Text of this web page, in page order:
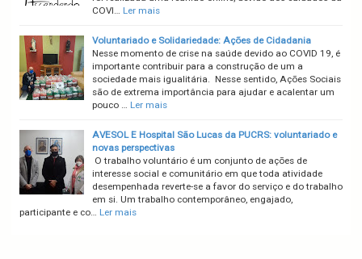
COVI… Ler mais
Voluntariado e Solidariedade: Ações de Cidadania
Nesse momento de crise na saúde devido ao COVID 19, é
importante contribuir para a construção de um a
sociedade mais igualitária. Nesse sentido, Ações Sociais
são de extrema importância para ajudar e acalentar um
pouco … Ler mais
AVESOL E Hospital São Lucas da PUCRS: voluntariado e
novas perspectivas
O trabalho voluntário é um conjunto de ações de
interesse social e comunitário em que toda atividade
desempenhada reverte-se a favor do serviço e do trabalho
em si. Um trabalho contemporâneo, engajado,
participante e co… Ler mais